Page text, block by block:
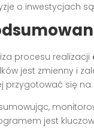
o inwestycjach
procesu realizacji
jest zmienny i
przygotować się na
jest